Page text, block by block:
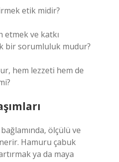
etik midir?
etmek ve katkı
bir sorumluluk mudur?
hem lezzeti hem de
ölçülü ve
Hamuru çabuk
ya da maya